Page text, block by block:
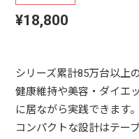
¥18,800
シリーズ累計85万台以上
健康維持や美容・ダイエ
に居ながら実践できます。
コンパクトな設計はテー